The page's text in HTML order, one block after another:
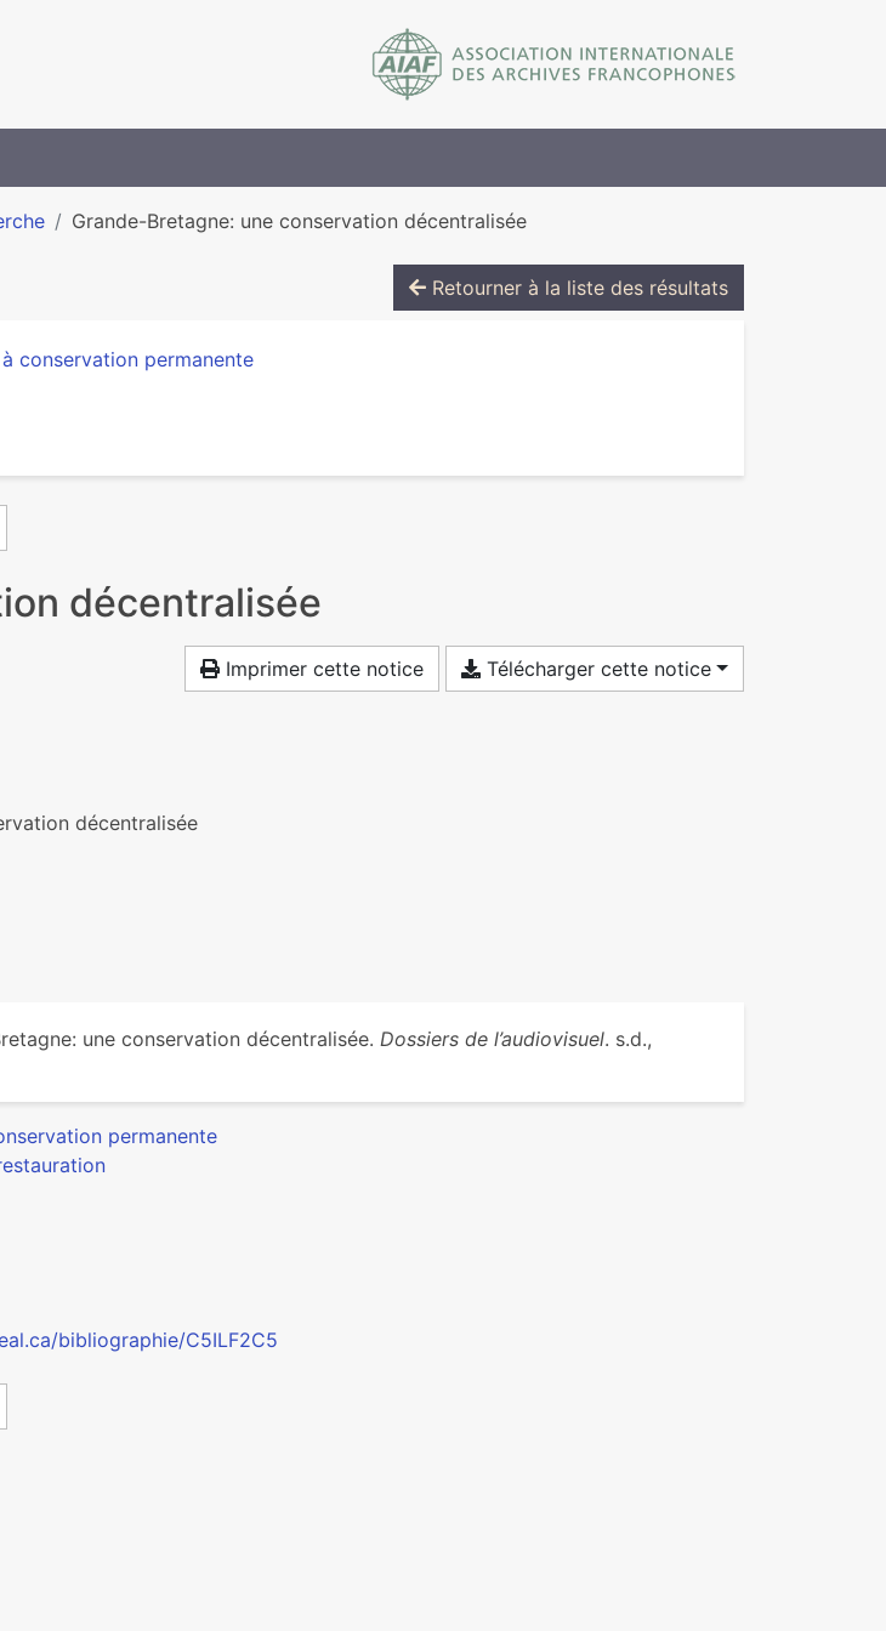
Grande-Bretagne: une conservation décentralisée
Retourner à la liste des résultats
conservation permanente
décentralisée
Imprimer cette notice Télécharger cette notice
décentralisée
une conservation décentralisée. Dossiers de l’audiovisuel. s.d.,
permanente
bibliographie/C5ILF2C5